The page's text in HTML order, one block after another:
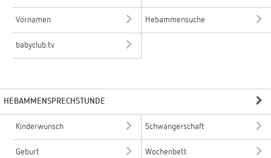
Vornamen Hebammensuche
babyclub.tv
HEBAMMENSPRECHSTUNDE
Kinderwunsch Schwangerschaft
Geburt Wochenbett